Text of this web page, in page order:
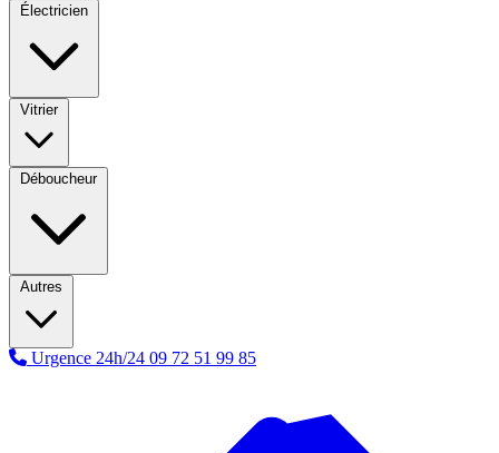
Électricien
Vitrier
Déboucheur
Autres
Urgence 24h/24 09 72 51 99 85